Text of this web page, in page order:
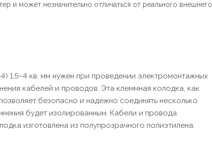
и может незначительно отличаться от реального внешнего
1,5–4 кв. мм нужен при проведении электромонтажных
кабелей и проводов. Эта клеммная колодка, как
безопасно и надежно соединять несколько
будет изолированным. Кабели и провода
изготовлена из полупрозрачного полиэтилена.